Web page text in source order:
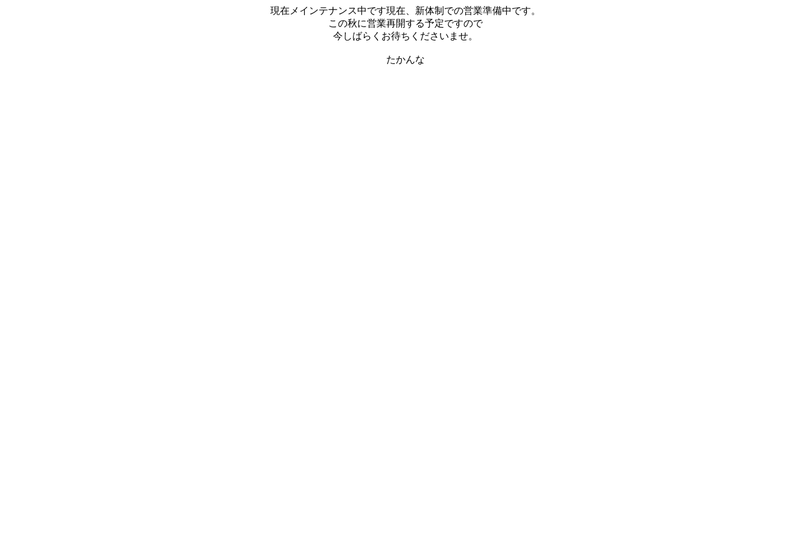
現在メインテナンス中です現在、新体制での営業準備中です。
この秋に営業再開する予定ですので
今しばらくお待ちくださいませ。
たかんな